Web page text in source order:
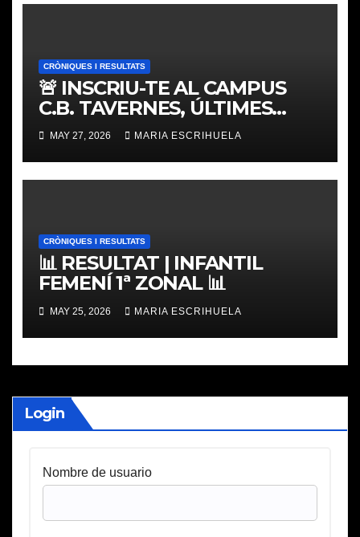
CRÒNIQUES I RESULTATS
🚨 INSCRIU-TE AL CAMPUS
C.B. TAVERNES, ÚLTIMES
PLACES
MAY 27, 2026 MARIA ESCRIHUELA
CRÒNIQUES I RESULTATS
📊 RESULTAT | INFANTIL
FEMENÍ 1ª ZONAL 📊
MAY 25, 2026 MARIA ESCRIHUELA
Login
Nombre de usuario